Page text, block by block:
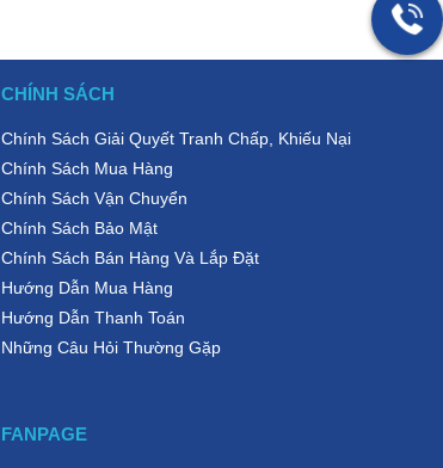
CHÍNH SÁCH
Chính Sách Giải Quyết Tranh Chấp, Khiếu Nại
Chính Sách Mua Hàng
Chính Sách Vận Chuyển
Chính Sách Bảo Mật
Chính Sách Bán Hàng Và Lắp Đặt
Hướng Dẫn Mua Hàng
Hướng Dẫn Thanh Toán
Những Câu Hỏi Thường Gặp
FANPAGE